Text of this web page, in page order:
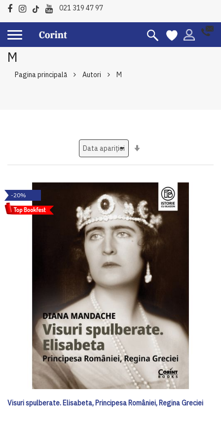
021 319 47 97
M
Pagina principală Autori M
-20%
Visuri spulberate. Elisabeta, Principesa României, Regina Greciei